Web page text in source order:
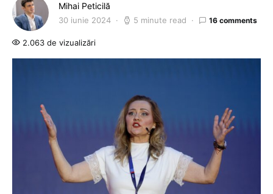
Mihai Peticilă
30 iunie 2024 5 minute read 16 comments
2.063 de vizualizări